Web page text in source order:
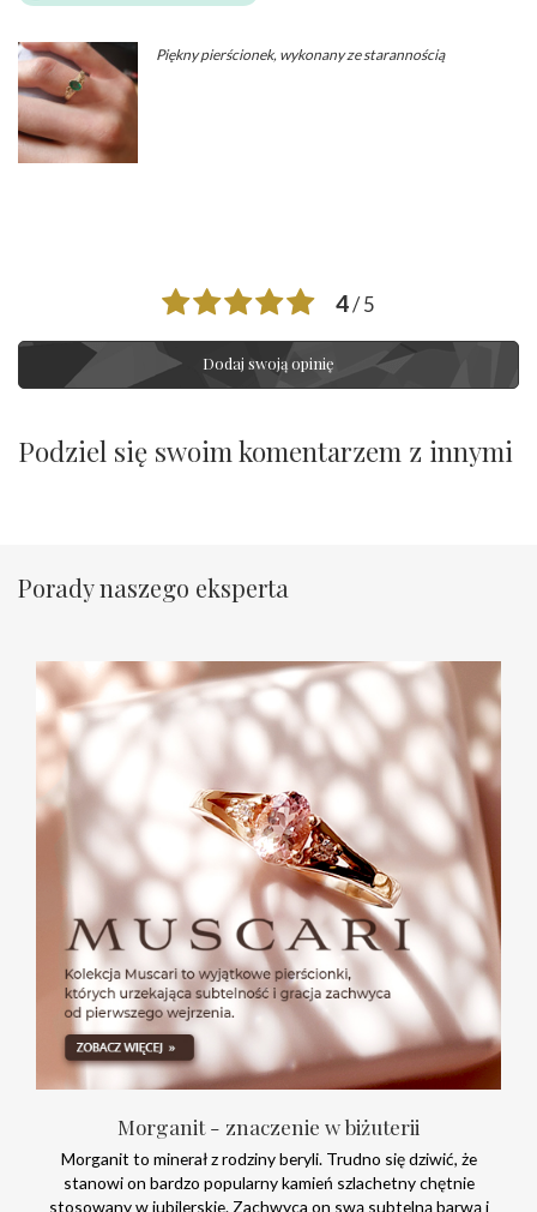
Piękny pierścionek, wykonany ze starannością
4/ 5
Dodaj swoją opinię
Podziel się swoim komentarzem z innymi
Porady naszego eksperta
Morganit - znaczenie w biżuterii
Morganit to minerał z rodziny beryli. Trudno się dziwić, że
stanowi on bardzo popularny kamień szlachetny chętnie
stosowany w jubilerskie. Zachwyca on swą subtelną barwą i